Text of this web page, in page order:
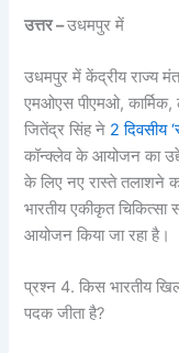
उत्तर –उधमपुर में
उधमपुर में केंद्रीय राज्य
एमओएस पीएमओ, कार्मिक,
जितेंद्र सिंह ने 2 दिवसीय
कॉन्क्लेव के आयोजन का
के लिए नए रास्ते तलाशने
भारतीय एकीकृत
आयोजन किया जा रहा है।
प्रश्न 4. किस भारतीय
पदक जीता है?